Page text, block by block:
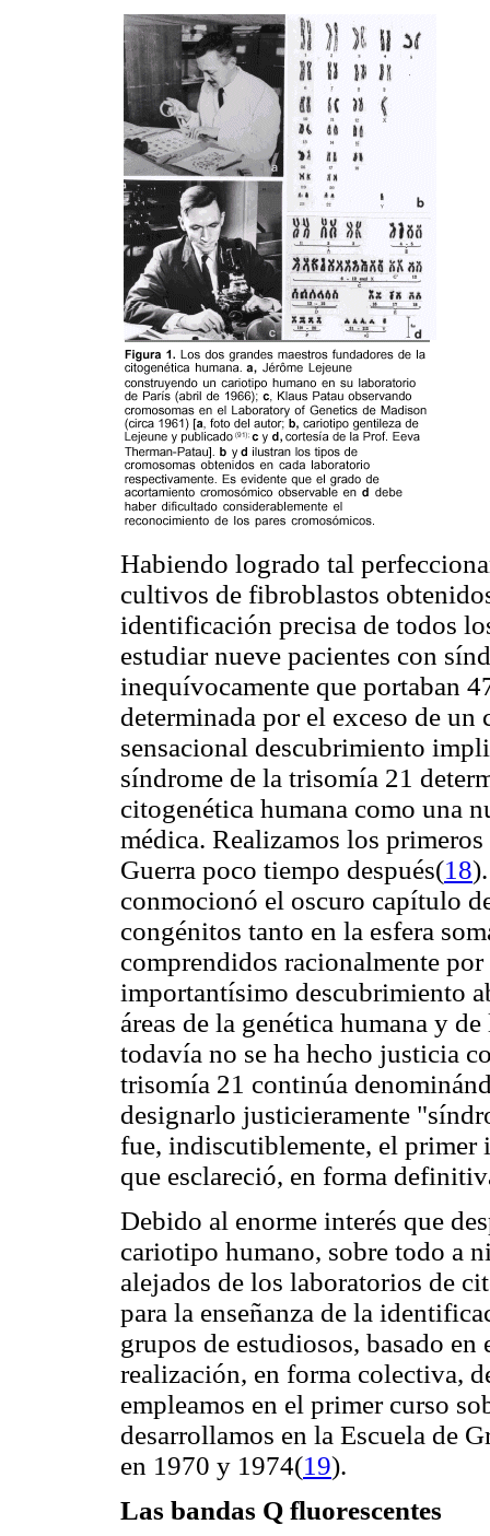
Habiendo logrado tal
cultivos de fibroblastos
identificación precisa de todos
estudiar nueve pacientes con
inequívocamente que portaban
determinada por el exceso de un
sensacional descubrimiento
síndrome de la trisomía 21
citogenética humana como una
médica. Realizamos los
Guerra poco tiempo después(18
conmocionó el oscuro capítulo
congénitos tanto en la esfera
comprendidos racionalmente por
importantísimo descubrimiento
áreas de la genética humana y
todavía no se ha hecho justicia
trisomía 21 continúa
designarlo justicieramente
fue, indiscutiblemente, el primer
que esclareció, en forma
Debido al enorme interés que
cariotipo humano, sobre todo a
alejados de los laboratorios de
para la enseñanza de la
grupos de estudiosos, basado
realización, en forma colectiva,
empleamos en el primer curso
desarrollamos en la Escuela de
en 1970 y 1974(19).
Las bandas Q fluorescentes